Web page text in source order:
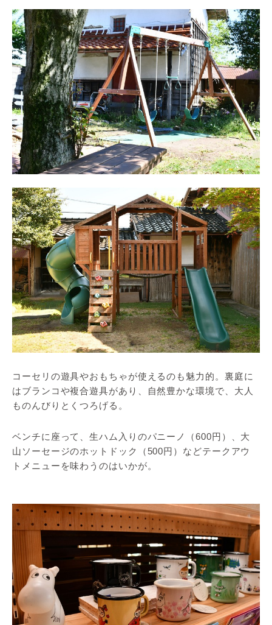
コーセリの遊具やおもちゃが使えるのも魅力的。裏庭に
はブランコや複合遊具があり、自然豊かな環境で、大人
ものんびりとくつろげる。
ベンチに座って、生ハム入りのパニーノ（600円）、大
山ソーセージのホットドック（500円）などテークアウ
トメニューを味わうのはいかが。